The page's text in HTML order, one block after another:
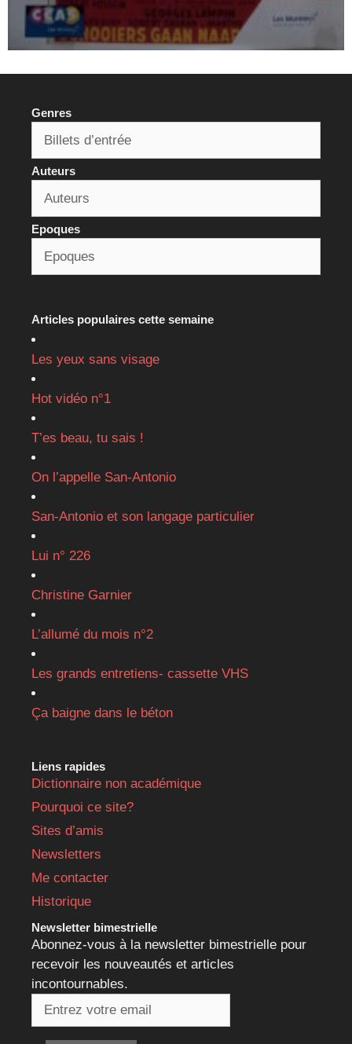
Genres
Auteurs
Epoques
Articles populaires cette semaine
Les yeux sans visage
Hot vidéo n°1
T’es beau, tu sais !
On l’appelle San-Antonio
San-Antonio et son langage particulier
Lui n° 226
Christine Garnier
L’allumé du mois n°2
Les grands entretiens- cassette VHS
Ça baigne dans le béton
Liens rapides
Dictionnaire non académique
Pourquoi ce site?
Sites d’amis
Newsletters
Me contacter
Historique
Newsletter bimestrielle
Abonnez-vous à la newsletter bimestrielle pour
recevoir les nouveautés et articles
incontournables.